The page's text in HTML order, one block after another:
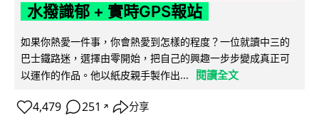
水撥識郁 + 實時GPS報站
如果你熱愛一件事，你會熱愛到怎樣的程度？一位就讀中三的
巴士鐵路迷，選擇由零開始，把自己的興趣一步步變成真正可
以運作的作品。他以紙皮親手製作出...
閱讀全文
4,479 251 ↗ 分享